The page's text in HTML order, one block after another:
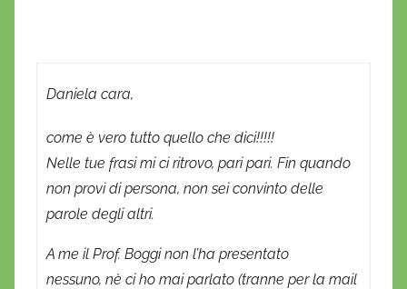
Daniela cara,
come è vero tutto quello che dici!!!!!
Nelle tue frasi mi ci ritrovo, pari pari. Fin quando
non provi di persona, non sei convinto delle
parole degli altri.
A me il Prof. Boggi non l’ha presentato
nessuno, nè ci ho mai parlato (tranne per la mail